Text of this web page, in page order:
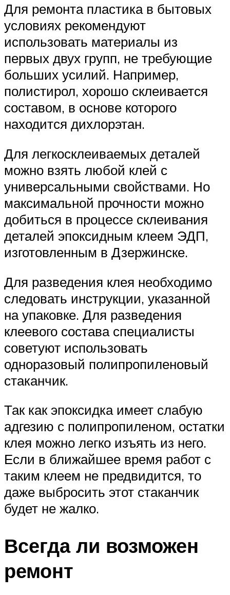
Для ремонта пластика в бытовых
условиях рекомендуют
использовать материалы из
первых двух групп, не требующие
больших усилий. Например,
полистирол, хорошо склеивается
составом, в основе которого
находится дихлорэтан.
Для легкосклеиваемых деталей
можно взять любой клей с
универсальными свойствами. Но
максимальной прочности можно
добиться в процессе склеивания
деталей эпоксидным клеем ЭДП,
изготовленным в Дзержинске.
Для разведения клея необходимо
следовать инструкции, указанной
на упаковке. Для разведения
клеевого состава специалисты
советуют использовать
одноразовый полипропиленовый
стаканчик.
Так как эпоксидка имеет слабую
адгезию с полипропиленом, остатки
клея можно легко изъять из него.
Если в ближайшее время работ с
таким клеем не предвидится, то
даже выбросить этот стаканчик
будет не жалко.
Всегда ли возможен
ремонт